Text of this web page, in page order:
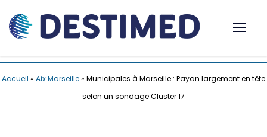
Accueil » Aix Marseille» Municipales à Marseille : Payan largement en tête
selon un sondage Cluster 17